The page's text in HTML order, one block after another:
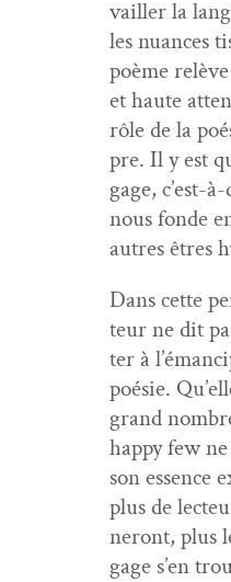
vailler la
les nuances
poème
et haute
rôle de la
pre. Il y est
gage, c’est-
nous fonde
autres êtres
Dans cette
teur ne dit
ter à
poésie.
grand
hap­py few
son essence
plus de
neront, plus
gage s’en